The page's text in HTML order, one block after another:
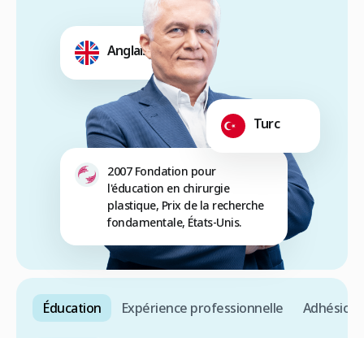
Anglais
Turc
2007 Fondation pour
l'éducation en chirurgie
plastique, Prix de la recherche
fondamentale, États-Unis.
Éducation Expérience professionnelle Adhésions